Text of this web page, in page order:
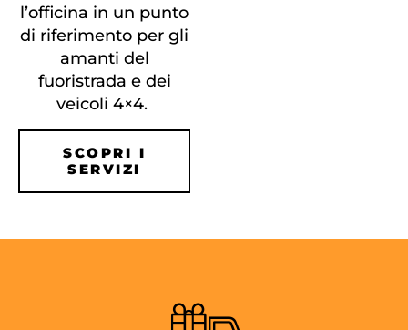
l’officina in un punto
di riferimento per gli
amanti del
fuoristrada e dei
veicoli 4×4.
SCOPRI I
SERVIZI